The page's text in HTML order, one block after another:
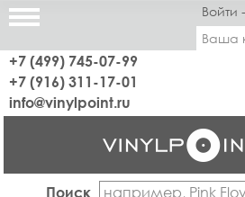
Войти
Ваша
+7 (499) 745-07-99
+7 (916) 311-17-01
info@vinylpoint.ru
Поиск